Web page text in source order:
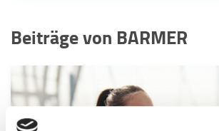
Beiträge von BARMER